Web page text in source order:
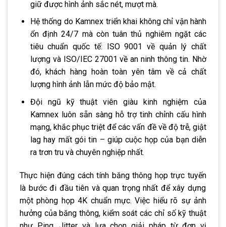
giữ được hình ảnh sắc nét, mượt mà.
Hệ thống do Kamnex triển khai không chỉ vận hành
ổn định 24/7 mà còn tuân thủ nghiêm ngặt các
tiêu chuẩn quốc tế: ISO 9001 về quản lý chất
lượng và ISO/IEC 27001 về an ninh thông tin. Nhờ
đó, khách hàng hoàn toàn yên tâm về cả chất
lượng hình ảnh lẫn mức độ bảo mật.
Đội ngũ kỹ thuật viên giàu kinh nghiệm của
Kamnex luôn sẵn sàng hỗ trợ tinh chỉnh cấu hình
mạng, khắc phục triệt để các vấn đề về độ trễ, giật
lag hay mất gói tin – giúp cuộc họp của bạn diễn
ra trơn tru và chuyên nghiệp nhất.
Thực hiện đúng cách tính băng thông họp trực tuyến
là bước đi đầu tiên và quan trọng nhất để xây dựng
một phòng họp 4K chuẩn mực. Việc hiểu rõ sự ảnh
hưởng của băng thông, kiểm soát các chỉ số kỹ thuật